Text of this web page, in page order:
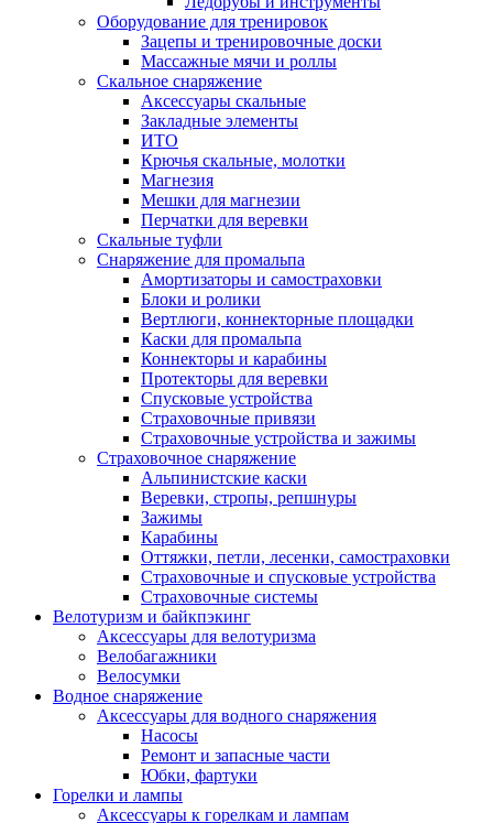
Оборудование для тренировок
Зацепы и тренировочные доски
Массажные мячи и роллы
Скальное снаряжение
Аксессуары скальные
Закладные элементы
ИТО
Крючья скальные, молотки
Магнезия
Мешки для магнезии
Перчатки для веревки
Скальные туфли
Снаряжение для промальпа
Амортизаторы и самостраховки
Блоки и ролики
Вертлюги, коннекторные площадки
Каски для промальпа
Коннекторы и карабины
Протекторы для веревки
Спусковые устройства
Страховочные привязи
Страховочные устройства и зажимы
Страховочное снаряжение
Альпинистские каски
Веревки, стропы, репшнуры
Зажимы
Карабины
Оттяжки, петли, лесенки, самостраховки
Страховочные и спусковые устройства
Страховочные системы
Велотуризм и байкпэкинг
Аксессуары для велотуризма
Велобагажники
Велосумки
Водное снаряжение
Аксессуары для водного снаряжения
Насосы
Ремонт и запасные части
Юбки, фартуки
Горелки и лампы
Аксессуары к горелкам и лампам